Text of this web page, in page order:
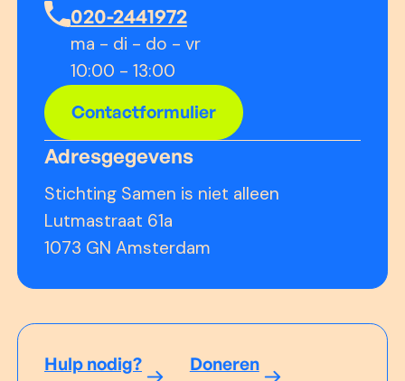
020-2441972
ma - di - do - vr
10:00 - 13:00
Contactformulier
Adresgegevens
Stichting Samen is niet alleen
Lutmastraat 61a
1073 GN Amsterdam
Hulp nodig? Doneren